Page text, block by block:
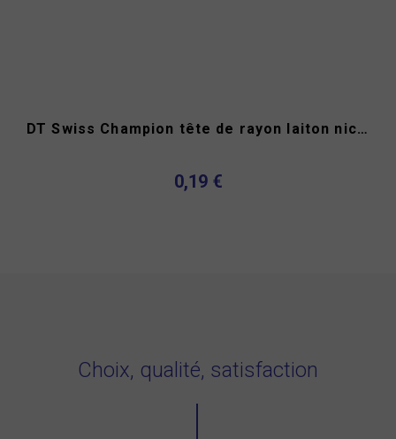
DT Swiss Champion tête de rayon laiton nickelé 2 x 12 mm
0,19 €
Choix, qualité, satisfaction